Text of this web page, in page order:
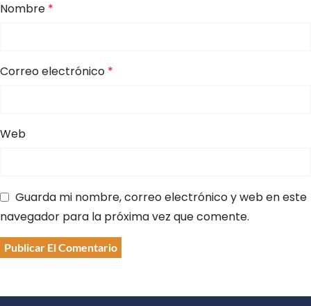
Nombre *
Correo electrónico *
Web
Guarda mi nombre, correo electrónico y web en este
navegador para la próxima vez que comente.